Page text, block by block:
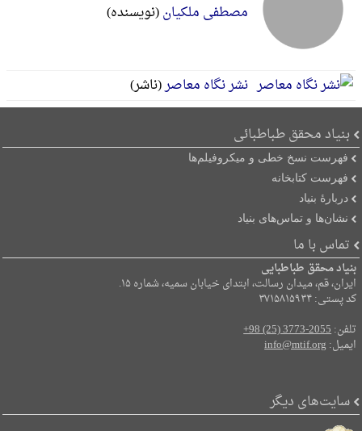
مصطفی ملکیان(نویسنده)
نشر نگاه معاصر(ناشر)
بنیاد محقق طباطبائی
فهرست نسخ خطی و میکروفیلم‌ها
فهرست کتابخانه
دربارۀ بنیاد
نشان‌ها و تماس‌های بنیاد
تماس با ما
بنیاد محقق طباطبایی
ایران، قم، میدان رسالت، ابتدای خیابان سمیه، شماره ۱۵.
کد پستی: ۳۷۱۵۸۱۵۹۳۴
تلفن:+98 (25) 3773-2055
ایمیل:info@mtif.org
سایت‌های دیگر